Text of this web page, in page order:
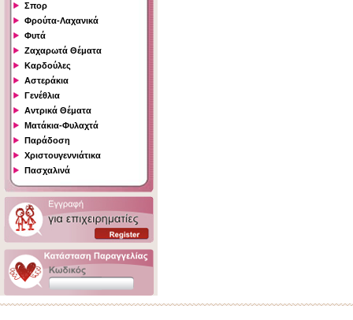
Σπορ
Φρούτα-Λαχανικά
Φυτά
Ζαχαρωτά Θέματα
Καρδούλες
Αστεράκια
Γενέθλια
Αντρικά Θέματα
Ματάκια-Φυλαχτά
Παράδοση
Χριστουγεννιάτικα
Πασχαλινά